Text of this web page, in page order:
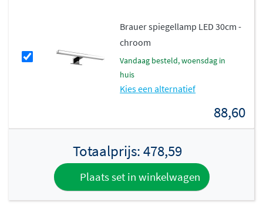
Melamine met houtstructuur (MFC):
Forest Seashell, Timber Greige, Forest Wheat,
Sunlit, Forest Tan, Chateau, Honey, Forest Cacao,
Grove, Erosion, Driftwood, Timber Grey, Timber
Anthracite, Damascus, Timber Black
In tegenstelling tot andere spiegelkasten van Brauer
heeft de Promise serie geen spiegel aan de binnenzijde.
In plaats daarvan is het binnendeel afgewerkt in
dezelfde kleur als de kast, voor een strakke en rustige
Brauer spiegellamp LED 30cm -
chroom
vandaag besteld, woensdag in
huis
Kies een alternatief
88,60
Totaalprijs:478,59
Plaats set in winkelwagen